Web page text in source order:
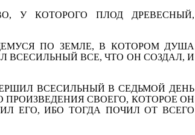
У КОТОРОГО ПЛОД ДРЕВЕСНЫЙ,
ПО ЗЕМЛЕ, В КОТОРОМ ДУША
ВСЕСИЛЬНЫЙ ВСЕ, ЧТО ОН СОЗДАЛ, И
ВСЕСИЛЬНЫЙ В СЕДЬМОЙ ДЕНЬ
ПРОИЗВЕДЕНИЯ СВОЕГО, КО­ТОРОЕ ОН
ЕГО, ИБО ТОГДА ПОЧИЛ ОТ ВСЕГО